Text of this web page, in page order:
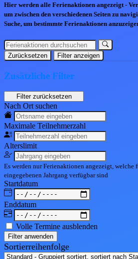
Hier werden alle Ferienaktionen angezeigt -
um zwischen den verschiedenen Seiten zu
Suche, um bestimmte Ferienaktionen
Zurücksetzen Filter anzeigen
Zusätzliche Filter
Nach Ort suchen
Maximale Teilnehmerzahl
Alterslimit
Es werden nur Ferienaktionen angezeigt, welche
eingegebenen Jahrgang verfügbar sind
Startdatum
Enddatum
Volle Termine ausblenden
Filter anwenden
Sortierreihenfolge